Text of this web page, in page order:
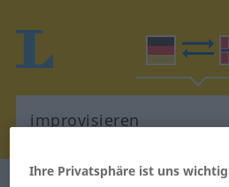
Ihre Privatsphäre ist uns wichtig